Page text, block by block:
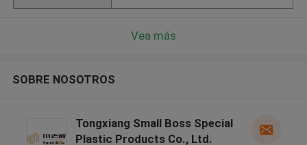
Vea más
SOBRE NOSOTROS
Tongxiang Small Boss Special
Plastic Products Co., Ltd.